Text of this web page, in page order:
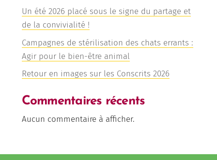
Un été 2026 placé sous le signe du partage et
de la convivialité !
Campagnes de stérilisation des chats errants :
Agir pour le bien-être animal
Retour en images sur les Conscrits 2026
Commentaires récents
Aucun commentaire à afficher.